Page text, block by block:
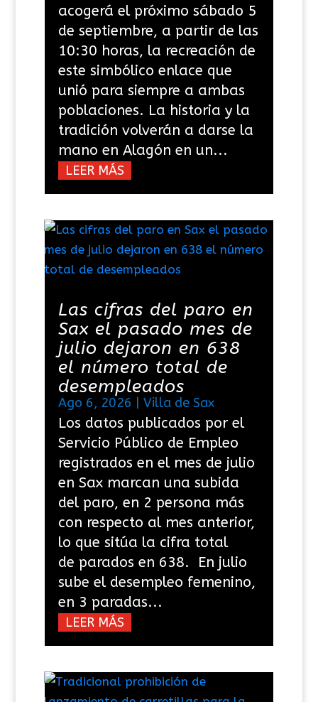
acogerá el próximo sábado 5
de septiembre, a partir de las
10:30 horas, la recreación de
este simbólico enlace que
unió para siempre a ambas
poblaciones. La historia y la
tradición volverán a darse la
mano en Alagón en un...
LEER MÁS
Las cifras del paro en
Sax el pasado mes de
julio dejaron en 638
el número total de
desempleados
Ago 6, 2026 Villa de Sax
Los datos publicados por el
Servicio Público de Empleo
registrados en el mes de julio
en Sax marcan una subida
del paro, en 2 persona más
con respecto al mes anterior,
lo que sitúa la cifra total
de parados en 638. En julio
sube el desempleo femenino,
en 3 paradas...
LEER MÁS